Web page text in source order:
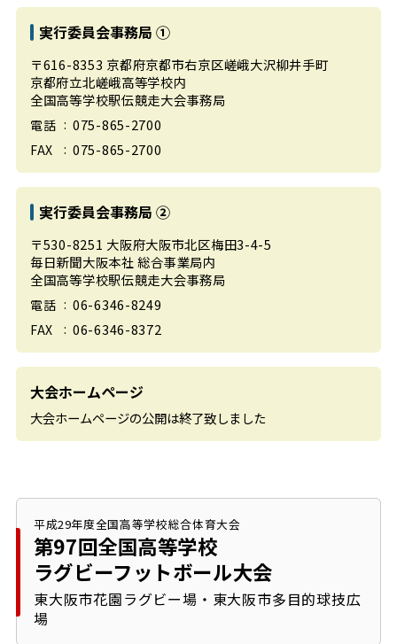
実行委員会事務局 ①
〒616-8353 京都府京都市右京区嵯峨大沢柳井手町
京都府立北嵯峨高等学校内
全国高等学校駅伝競走大会事務局
電話 075-865-2700
FAX 075-865-2700
実行委員会事務局 ②
〒530-8251 大阪府大阪市北区梅田3-4-5
毎日新聞大阪本社総合事業局内
全国高等学校駅伝競走大会事務局
電話 06-6346-8249
FAX 06-6346-8372
大会ホームページ
大会ホームページの公開は終了致しました
平成29年度全国高等学校総合体育大会
第97回全国高等学校
ラグビーフットボール大会
東大阪市花園ラグビー場・東大阪市多目的球技広
場